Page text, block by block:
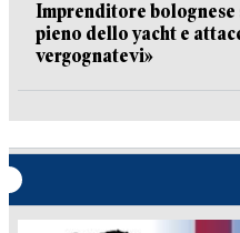
Imprenditore bolognese
pieno dello yacht e
vergognatevi»